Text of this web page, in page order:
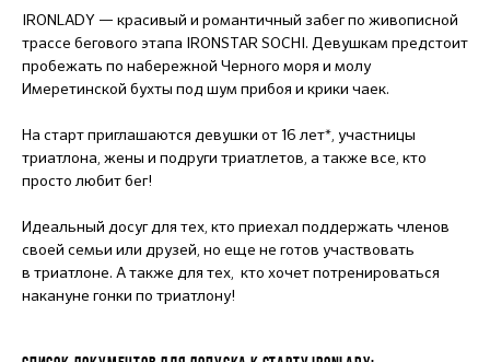
IRONLADY — красивый и романтичный забег по живописной
трассе бегового этапа IRONSTAR SOCHI. Девушкам предстоит
пробежать по набережной Черного моря и молу
Имеретинской бухты под шум прибоя и крики чаек.
На старт приглашаются девушки от 16 лет*, участницы
триатлона, жены и подруги триатлетов, а также все, кто
просто любит бег!
Идеальный досуг для тех, кто приехал поддержать членов
своей семьи или друзей, но еще не готов участвовать
в триатлоне. А также для тех, кто хочет потренироваться
накануне гонки по триатлону!